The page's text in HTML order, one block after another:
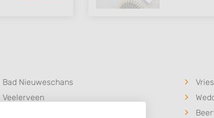
Bad Nieuweschans
Veelerveen